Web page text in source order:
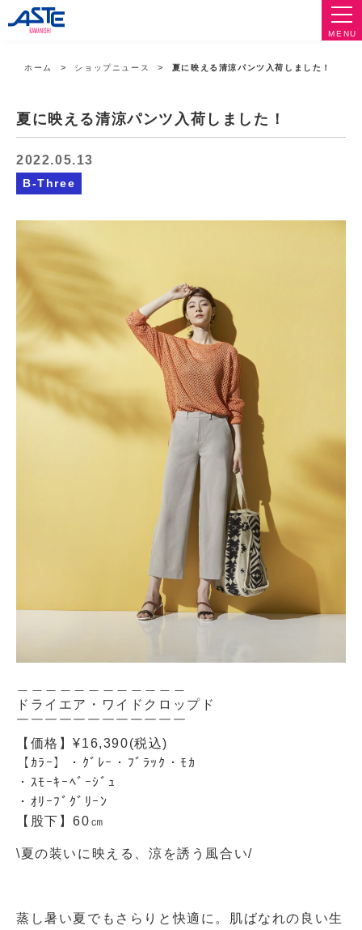
MENU
ホーム ショップニュース 夏に映える清涼パンツ入荷しました！
夏に映える清涼パンツ入荷しました！
2022.05.13
B-Three
ドライエア・ワイドクロップド
￣￣￣￣￣￣￣￣￣￣￣￣
【価格】¥16,390(税込)
【ｶﾗｰ】・ｸﾞﾚｰ・ﾌﾞﾗｯｸ・ﾓｶ
・ｽﾓｰｷｰﾍﾞｰｼﾞｭ
・ｵﾘｰﾌﾞｸﾞﾘｰﾝ
【股下】60㎝
\夏の装いに映える、涼を誘う風合い/
蒸し暑い夏でもさらりと快適に。肌ばなれの良い生